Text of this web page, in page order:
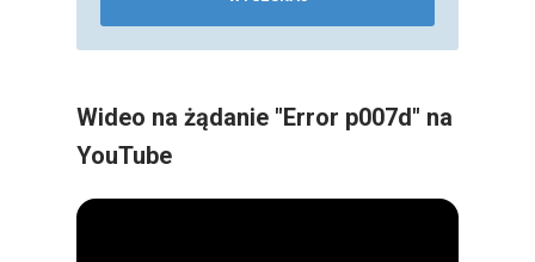
Wideo na żądanie "Error p007d" na
YouTube